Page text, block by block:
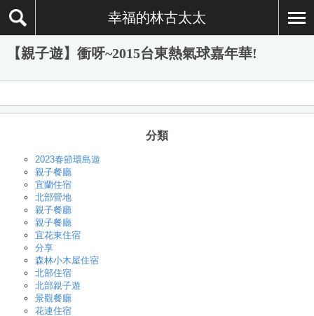
幸福的林古太太
【親子遊】衝呀~2015台東熱氣球嘉年華!
分類
2023春節環島遊
親子餐廳
宜蘭住宿
北部營地
親子餐廳
親子餐廳
宜花東住宿
分享
森林小木屋住宿
北部住宿
北部親子遊
景觀餐廳
花連住宿